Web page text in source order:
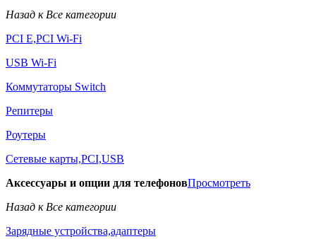
Назад к Все категории
PCI E,PCI Wi-Fi
USB Wi-Fi
Коммутаторы Switch
Репитеры
Роутеры
Сетевые карты,PCI,USB
Аксессуары и опции для телефоновПросмотреть
Назад к Все категории
Зарядные устройства,адаптеры